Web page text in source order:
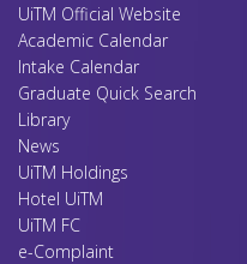
UiTM Official Website
Academic Calendar
Intake Calendar
Graduate Quick Search
Library
News
UiTM Holdings
Hotel UiTM
UiTM FC
e-Complaint